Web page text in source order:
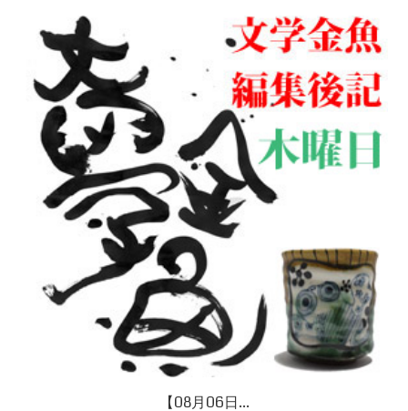
【08月06日...